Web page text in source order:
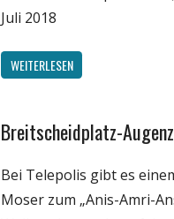
Juli 2018
WEITERLESEN
Gesellschaft
Politik
Wissenschaft
Breitscheidplatz-
Bei Telepolis gibt es
Moser zum „Anis-Amri-